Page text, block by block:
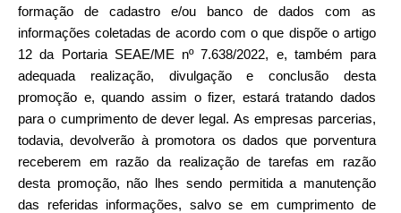
formação de cadastro e/ou banco de dados com as
informações coletadas de acordo com o que dispõe o artigo
12 da Portaria SEAE/ME nº 7.638/2022, e, também para
adequada realização, divulgação e conclusão desta
promoção e, quando assim o fizer, estará tratando dados
para o cumprimento de dever legal. As empresas parcerias,
todavia, devolverão à promotora os dados que porventura
receberem em razão da realização de tarefas em razão
desta promoção, não lhes sendo permitida a manutenção
das referidas informações, salvo se em cumprimento de